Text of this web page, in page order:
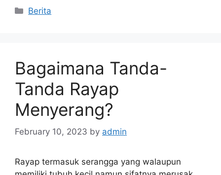
Categories
Berita
Bagaimana Tanda-
Tanda Rayap
Menyerang?
February 10, 2023 by admin
Rayap termasuk serangga yang walaupun